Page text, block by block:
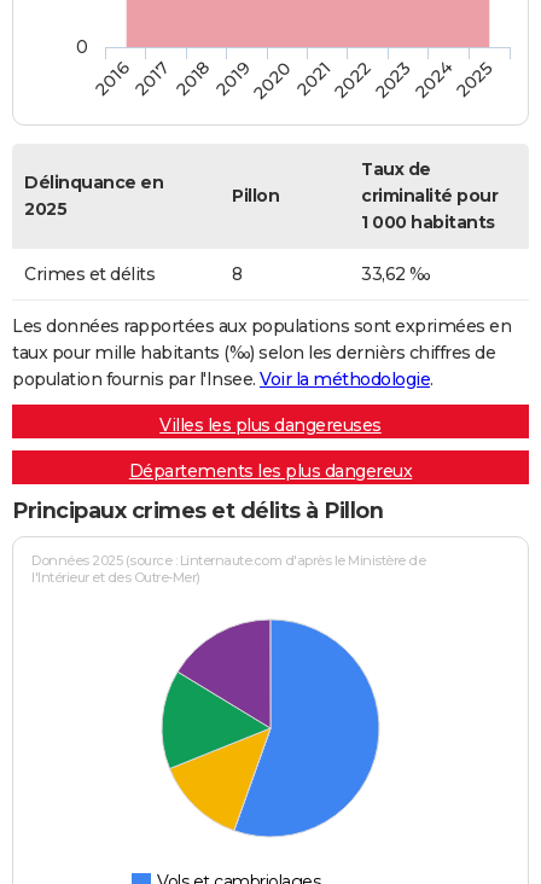
20162017 20182019202020212022202320242025
0
Délinquance en
2025
Pillon
Taux de
criminalité pour
1 000 habitants
Crimes et délits 8 33,62 ‰
Les données rapportées aux populations sont exprimées en
taux pour mille habitants (‰) selon les dernièrs chiffres de
population fournis par l'Insee. Voir la méthodologie.
Villes les plus dangereuses
Départements les plus dangereux
Principaux crimes et délits à Pillon
Données 2025 (source : Linternaute.com d'après le Ministère de
l'Intérieur et des Outre-Mer)